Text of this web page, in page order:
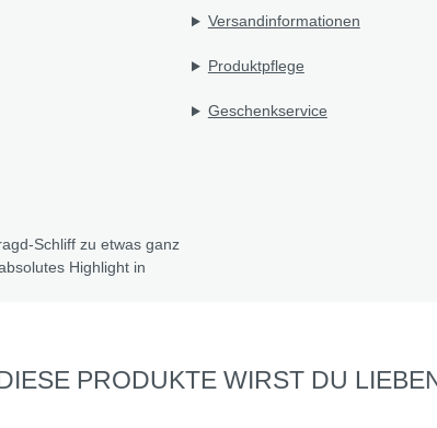
Schliff zu etwas ganz
Highlight in
Versandinformationen
Produktpflege
Geschenkservice
PRODUKTE WIRST DU